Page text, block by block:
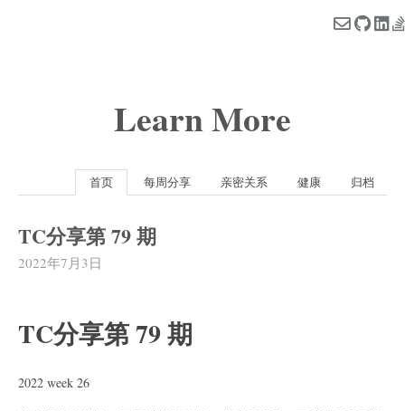
Learn More
首页 每周分享 亲密关系 健康 归档
TC分享第 79 期
2022年7月3日
TC分享第 79 期
2022 week 26